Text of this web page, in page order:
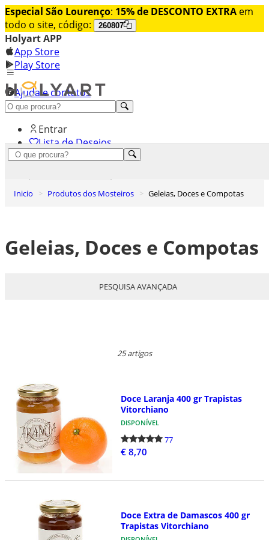
Especial São Lourenço: 15% de DESCONTO EXTRA em
todo o site, código:
260807
Holyart APP
App Store
Play Store
Ajuda e contatos
Conheça premium
Entrar
Lista de Desejos
Inicio Produtos dos Mosteiros Geleias, Doces e Compotas
Geleias, Doces e Compotas
PESQUISA AVANÇADA
25 artigos
Doce Laranja 400 gr Trapistas
Vitorchiano
DISPONÍVEL
77
€ 8,70
Doce Extra de Damascos 400 gr
Trapistas Vitorchiano